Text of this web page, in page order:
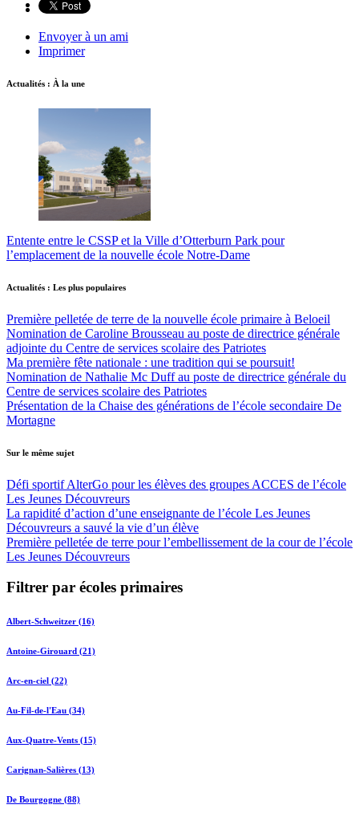
Envoyer à un ami
Imprimer
Actualités : À la une
Entente entre le CSSP et la Ville d’Otterburn Park pour
l’emplacement de la nouvelle école Notre-Dame
Actualités : Les plus populaires
Première pelletée de terre de la nouvelle école primaire à Beloeil
Nomination de Caroline Brousseau au poste de directrice générale
adjointe du Centre de services scolaire des Patriotes
Ma première fête nationale : une tradition qui se poursuit!
Nomination de Nathalie Mc Duff au poste de directrice générale du
Centre de services scolaire des Patriotes
Présentation de la Chaise des générations de l’école secondaire De
Mortagne
Sur le même sujet
Défi sportif AlterGo pour les élèves des groupes ACCES de l’école
Les Jeunes Découvreurs
La rapidité d’action d’une enseignante de l’école Les Jeunes
Découvreurs a sauvé la vie d’un élève
Première pelletée de terre pour l’embellissement de la cour de l’école
Les Jeunes Découvreurs
Filtrer par écoles primaires
Albert-Schweitzer (16)
Antoine-Girouard (21)
Arc-en-ciel (22)
Au-Fil-de-l'Eau (34)
Aux-Quatre-Vents (15)
Carignan-Salières (13)
De Bourgogne (88)